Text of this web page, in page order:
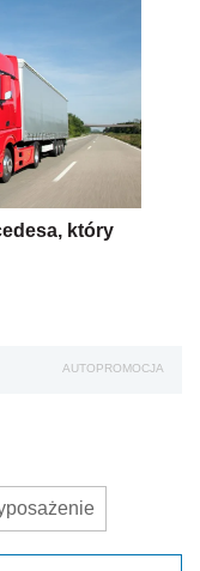
który
AUTOPROMOCJA